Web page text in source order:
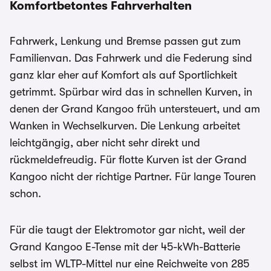
Komfortbetontes Fahrverhalten
Fahrwerk, Lenkung und Bremse passen gut zum
Familienvan. Das Fahrwerk und die Federung sind
ganz klar eher auf Komfort als auf Sportlichkeit
getrimmt. Spürbar wird das in schnellen Kurven, in
denen der Grand Kangoo früh untersteuert, und am
Wanken in Wechselkurven. Die Lenkung arbeitet
leichtgängig, aber nicht sehr direkt und
rückmeldefreudig. Für flotte Kurven ist der Grand
Kangoo nicht der richtige Partner. Für lange Touren
schon.
Für die taugt der Elektromotor gar nicht, weil der
Grand Kangoo E-Tense mit der 45-kWh-Batterie
selbst im WLTP-Mittel nur eine Reichweite von 285